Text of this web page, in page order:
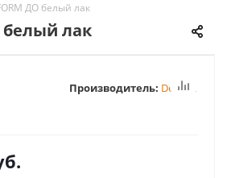
ДО белый лак
белый лак
Производитель: Deform